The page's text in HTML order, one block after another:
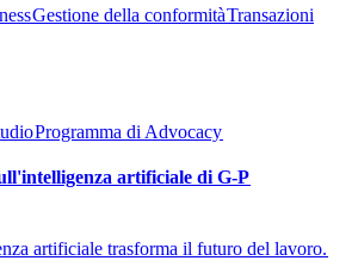
Gestione della conformità​​Transazioni
Programma di Advocacy​​
artificiale di G-P​​
artificiale trasforma il futuro del lavoro.​​